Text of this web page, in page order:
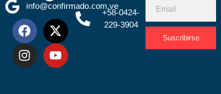
info@confirmado.com.ve
+58-0424-
229-3904
Suscribirse